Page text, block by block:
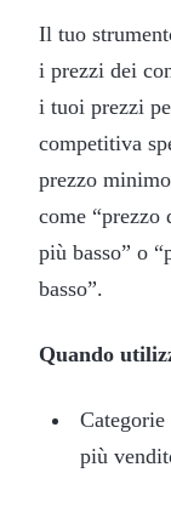
Il tuo
i prezzi dei
i tuoi prezzi
competitiva
prezzo
come
più basso” o
basso”.
Quando
più